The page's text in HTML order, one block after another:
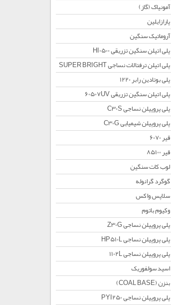
آمونیاک (گاز)
پارازایلین
آروماتیک سنگین
پلی اتیلن سنگین تزریقی HI0500
پلی اتیلن ترفتالات نساجی SUPER BRIGHT
پلی بوتادین رابر 1220
پلی اتیلن سنگین تزریقی 60507UV
پلی پروپیلن نساجی C30S
پلی پروپیلن شیمیایی C30G
قیر 6070
قیر 85100
لوب کات سنگین
گوگرد گرانوله
سلاپس واکس
وکیوم باتوم
پلی پروپیلن نساجی Z30G
پلی پروپیلن نساجی HP510L
پلی پروپیلن نساجی 1102L
اسید سولفوریک
بنزن (COAL BASE)
پلی پروپیلن نساجی PYI250